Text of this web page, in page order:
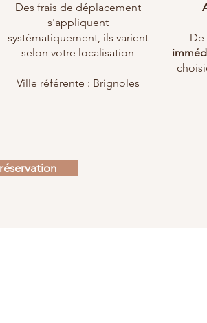
Des frais de déplacement
s'appliquent
systématiquement, ils varient
selon votre localisation
Ville référente : Brignoles
De